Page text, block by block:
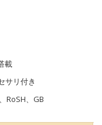
載
サリ付き
RoSH、GB